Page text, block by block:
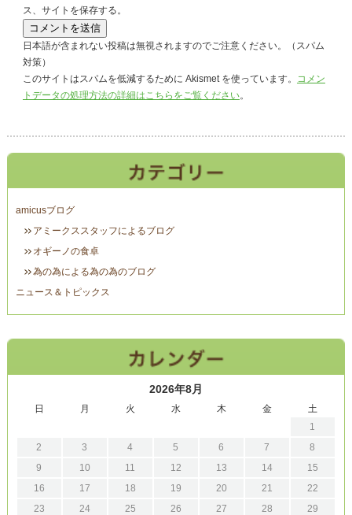
ス、サイトを保存する。
日本語が含まれない投稿は無視されますのでご注意ください。（スパム
対策）
このサイトはスパムを低減するために Akismet を使っています。 コメン
トデータの処理方法の詳細はこちらをご覧ください。
amicusブログ
アミークススタッフによるブログ
オギーノの食卓
為の為による為の為のブログ
ニュース＆トピックス
2026年8月
日 月 火 水 木 金
土
1
2
3 4 5 6 7
8
9
10 11 12 13 14
15
16
17 18 19 20 21
22
23
24 25 26 27 28
29